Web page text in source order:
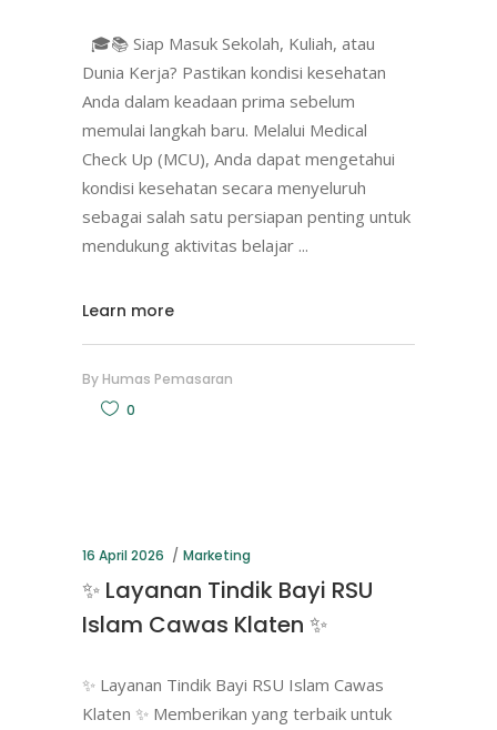
🎓📚 Siap Masuk Sekolah, Kuliah, atau
Dunia Kerja? Pastikan kondisi kesehatan
Anda dalam keadaan prima sebelum
memulai langkah baru. Melalui Medical
Check Up (MCU), Anda dapat mengetahui
kondisi kesehatan secara menyeluruh
sebagai salah satu persiapan penting untuk
mendukung aktivitas belajar
Learn more
By Humas Pemasaran
0
16 April 2026 Marketing
✨ Layanan Tindik Bayi RSU
Islam Cawas Klaten ✨
✨ Layanan Tindik Bayi RSU Islam Cawas
Klaten ✨ Memberikan yang terbaik untuk